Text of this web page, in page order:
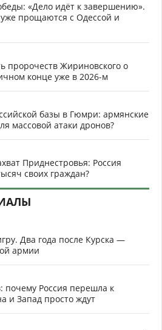
«Дело идёт к завершению».
прощаются с Одессой и
пророчеств Жириновского о
конце уже в 2026-м
базы в Гюмри: армянские
массовой атаки дронов?
Приднестровья: Россия
своих граждан?
Два года после Курска —
армии
почему Россия перешла к
и Запад просто ждут